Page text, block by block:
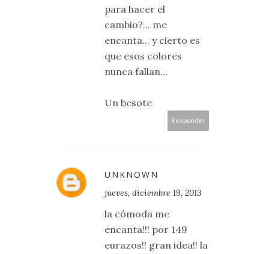
para hacer el
cambio?... me
encanta... y cierto es
que esos colores
nunca fallan...
Un besote
Responder
UNKNOWN
jueves, diciembre 19, 2013
la cómoda me
encanta!!! por 149
eurazos!! gran idea!! la